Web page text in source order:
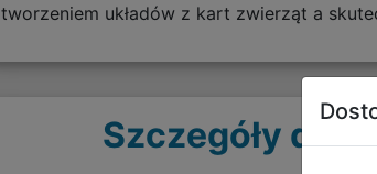
tworzeniem układów z kart zwierząt a
Szczegóły